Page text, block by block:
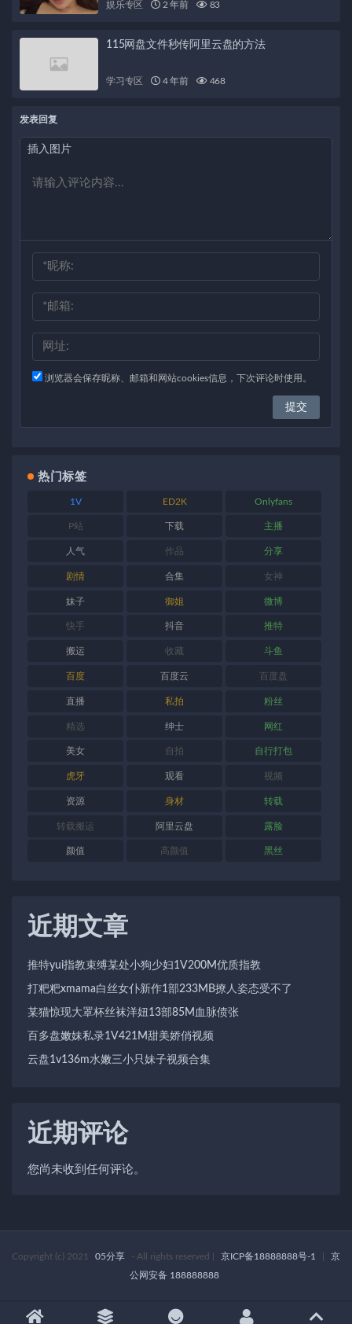
娱乐专区 2 年前 83
115网盘文件秒传阿里云盘的方法
学习专区 4 年前 468
发表回复
插入图片
浏览器会保存昵称、邮箱和网站cookies信息，下次评论时使用。
热门标签
1V ED2K Onlyfans
P站 下载 主播
人气 作品 分享
剧情 合集 女神
妹子 御姐 微博
快手 抖音 推特
搬运 收藏 斗鱼
百度 百度云 百度盘
直播 私拍 粉丝
精选 绅士 网红
美女 自拍 自行打包
虎牙 观看 视频
资源 身材 转载
转载搬运 阿里云盘 露脸
颜值 高颜值 黑丝
近期文章
推特yui指教束缚某处小狗少妇1V200M优质指教
打粑粑xmama白丝女仆新作1部233MB撩人姿态受不了
某猫惊现大罩杯丝袜洋妞13部85M血脉偾张
百多盘嫩妹私录1V421M甜美娇俏视频
云盘1v136m水嫩三小只妹子视频合集
近期评论
您尚未收到任何评论。
Copyright (c) 2021 05分享 - All rights reserved 京ICP备18888888号-1
京
公网安备 188888888